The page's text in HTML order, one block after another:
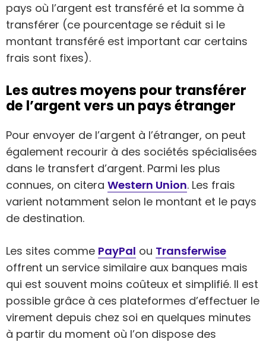
pays où l’argent est transféré et la somme à
transférer (ce pourcentage se réduit si le
montant transféré est important car certains
frais sont fixes).
Les autres moyens pour transférer
de l’argent vers un pays étranger
Pour envoyer de l’argent à l’étranger, on peut
également recourir à des sociétés spécialisées
dans le transfert d’argent. Parmi les plus
connues, on citera Western Union. Les frais
varient notamment selon le montant et le pays
de destination.
Les sites comme PayPal ou Transferwise
offrent un service similaire aux banques mais
qui est souvent moins coûteux et simplifié. Il est
possible grâce à ces plateformes d’effectuer le
virement depuis chez soi en quelques minutes
à partir du moment où l’on dispose des